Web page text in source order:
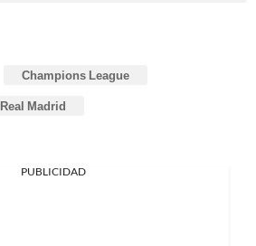
Champions League
Real Madrid
PUBLICIDAD